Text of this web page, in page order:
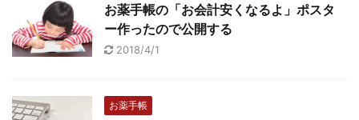
お薬手帳の「お会計安くなるよ」ポスタ
ー作ったので公開する
2018/4/1
お薬手帳